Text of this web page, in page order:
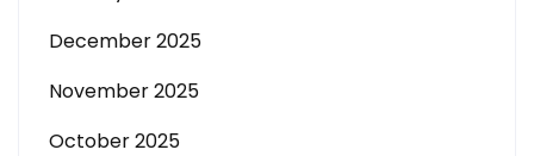
December 2025
November 2025
October 2025